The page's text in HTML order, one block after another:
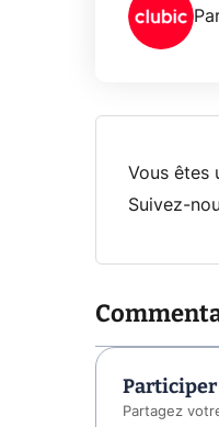
Vous êtes
Suivez-
Participer
Partagez